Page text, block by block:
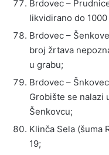
Brdovec –
likvidirano do 1000
Brdovec –
broj žrtava
u grabu;
Brdovec –
Grobište se nalazi
Šenkovcu;
Klinča Sela (šuma
19;